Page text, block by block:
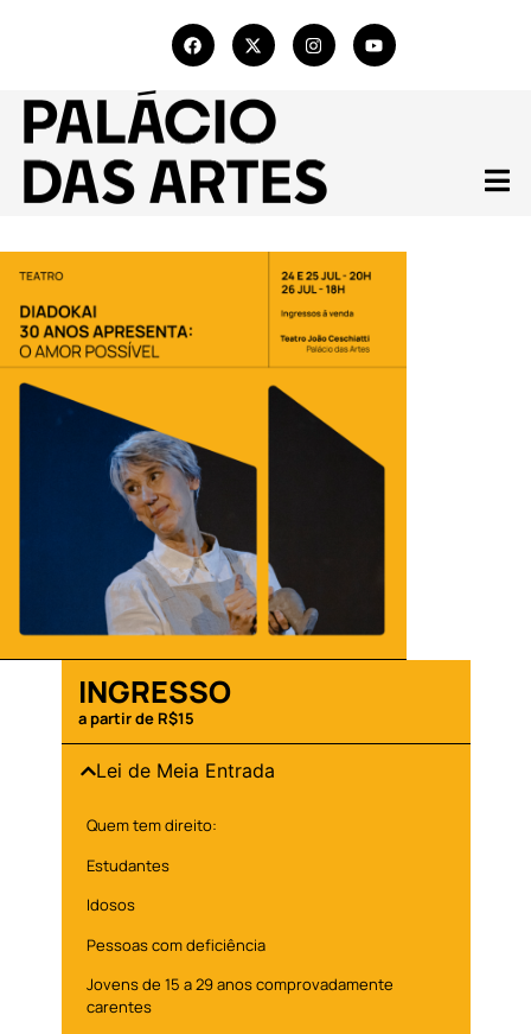
INGRESSO
a partir de R$15
Lei de Meia Entrada
Quem tem direito:
Estudantes
Idosos
Pessoas com deficiência
Jovens de 15 a 29 anos comprovadamente
carentes